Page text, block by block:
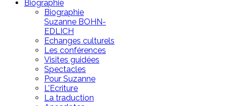
Biographie
Biographie
Suzanne BOHN-
EDLICH
Echanges culturels
Les conférences
Visites guidées
Spectacles
Pour Suzanne
L'Ecriture
La traduction